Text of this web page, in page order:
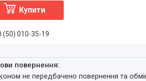
Купити
(50) 010-35-19
не передбачено повернення та